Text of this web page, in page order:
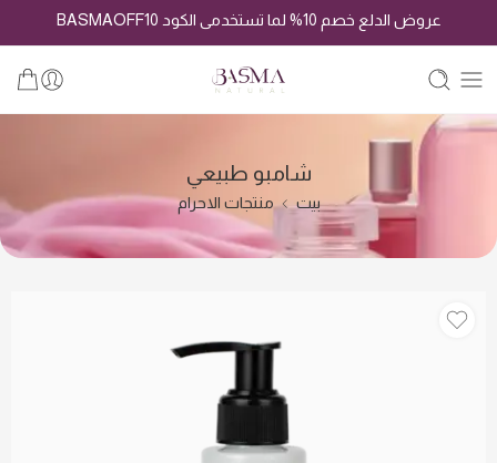
عروض الدلع خصم 10% لما تستخدمى الكود BASMAOFF10
شامبو طبيعي
بيت منتجات الاحرام